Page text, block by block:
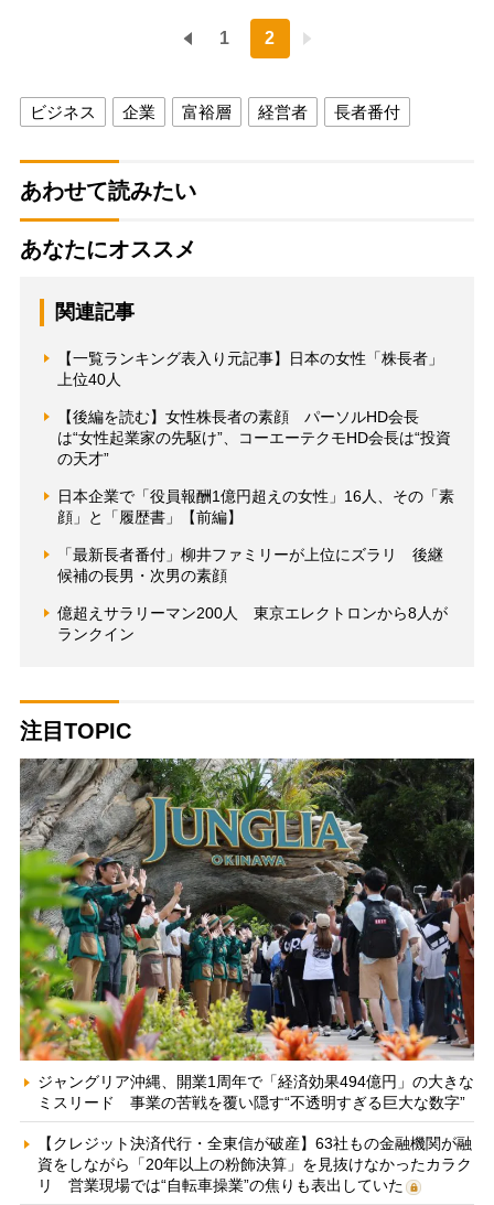
1 2
ビジネス 企業 富裕層 経営者 長者番付
あわせて読みたい
あなたにオススメ
関連記事
【一覧ランキング表入り元記事】日本の女性「株長者」
上位40人
【後編を読む】女性株長者の素顔 パーソルHD会長
は“女性起業家の先駆け”、コーエーテクモHD会長は“投資
の天才”
日本企業で「役員報酬1億円超えの女性」16人、その「素
顔」と「履歴書」【前編】
「最新長者番付」柳井ファミリーが上位にズラリ 後継
候補の長男・次男の素顔
億超えサラリーマン200人 東京エレクトロンから8人が
ランクイン
注目TOPIC
ジャングリア沖縄、開業1周年で「経済効果494億円」の大きな
ミスリード 事業の苦戦を覆い隠す“不透明すぎる巨大な数字”
【クレジット決済代行・全東信が破産】63社もの金融機関が融
資をしながら「20年以上の粉飾決算」を見抜けなかったカラク
リ 営業現場では“自転車操業”の焦りも表出していた